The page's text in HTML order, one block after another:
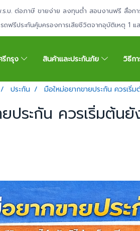
ร.บ. ต่อภาษี ขายง่าย ลงทุนต่ำ สอนงานฟรี สื่อก
ถฟรีประกันคุ้มครองการเสียชีวิตจากอุบัติเหตุ 1
รีกรุง สินค้าและประกันภัย วิธีก
ประกัน มือใหม่อยากขายประกัน ควรเริ่ม
ประกัน ควรเริ่มต้นยั